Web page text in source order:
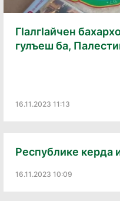
ГӀалгӀайчен
гулъеш ба,
16.11.2023 11:13
Республике керда
16.11.2023 10:09